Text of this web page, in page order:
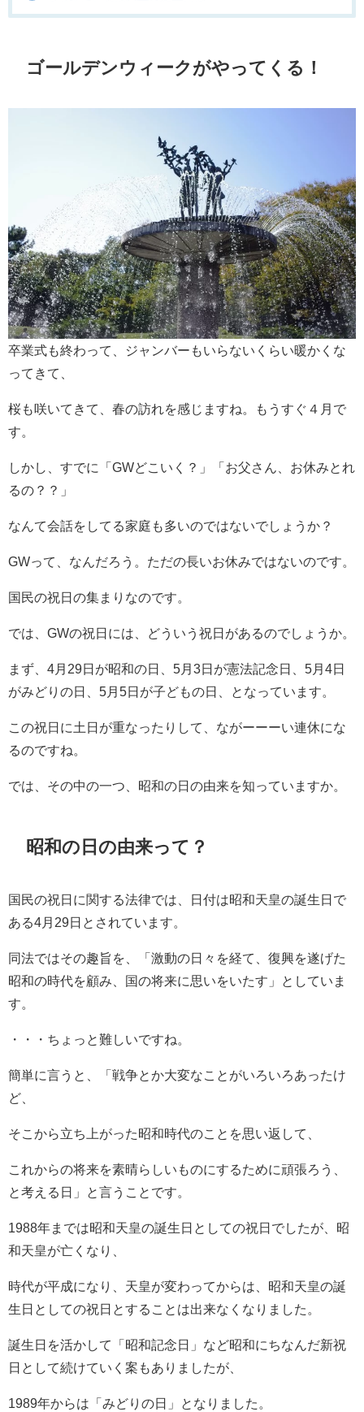
ゴールデンウィークがやってくる！
卒業式も終わって、ジャンバーもいらないくらい暖かくな
ってきて、
桜も咲いてきて、春の訪れを感じますね。もうすぐ４月で
す。
しかし、すでに「GWどこいく？」「お父さん、お休みとれ
るの？？」
なんて会話をしてる家庭も多いのではないでしょうか？
GWって、なんだろう。ただの長いお休みではないのです。
国民の祝日の集まりなのです。
では、GWの祝日には、どういう祝日があるのでしょうか。
まず、4月29日が昭和の日、5月3日が憲法記念日、5月4日
がみどりの日、5月5日が子どもの日、となっています。
この祝日に土日が重なったりして、ながーーーい連休にな
るのですね。
では、その中の一つ、昭和の日の由来を知っていますか。
昭和の日の由来って？
国民の祝日に関する法律では、日付は昭和天皇の誕生日で
ある4月29日とされています。
同法ではその趣旨を、「激動の日々を経て、復興を遂げた
昭和の時代を顧み、国の将来に思いをいたす」としていま
す。
・・・ちょっと難しいですね。
簡単に言うと、「戦争とか大変なことがいろいろあったけ
ど、
そこから立ち上がった昭和時代のことを思い返して、
これからの将来を素晴らしいものにするために頑張ろう、
と考える日」と言うことです。
1988年までは昭和天皇の誕生日としての祝日でしたが、昭
和天皇が亡くなり、
時代が平成になり、天皇が変わってからは、昭和天皇の誕
生日としての祝日とすることは出来なくなりました。
誕生日を活かして「昭和記念日」など昭和にちなんだ新祝
日として続けていく案もありましたが、
1989年からは「みどりの日」となりました。